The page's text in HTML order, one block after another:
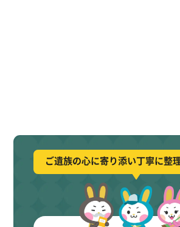
ご遺族の心に寄り添い丁寧に整